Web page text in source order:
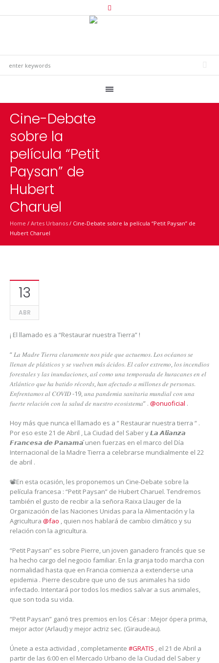
Cine-Debate
sobre la
película “Petit
Paysan” de
Hubert
Charuel
Home / Artes Urbanos / Cine-Debate sobre la película “Petit Paysan” de
Hubert Charuel
13
ABR
¡ El llamado es a “Restaurar nuestra Tierra” !
“ 𝐿𝑎 𝑀𝑎𝑑𝑟𝑒 𝑇𝑖𝑒𝑟𝑟𝑎 𝑐𝑙𝑎𝑟𝑎𝑚𝑒𝑛𝑡𝑒 𝑛𝑜𝑠 𝑝𝑖𝑑𝑒 𝑞𝑢𝑒 𝑎𝑐𝑡𝑢𝑒𝑚𝑜𝑠. 𝐿𝑜𝑠 𝑜𝑐𝑒́𝑎𝑛𝑜𝑠 𝑠𝑒
𝑙𝑙𝑒𝑛𝑎𝑛 𝑑𝑒 𝑝𝑙𝑎́𝑠𝑡𝑖𝑐𝑜𝑠 𝑦 𝑠𝑒 𝑣𝑢𝑒𝑙𝑣𝑒𝑛 𝑚𝑎́𝑠 𝑎́𝑐𝑖𝑑𝑜𝑠. 𝐸𝑙 𝑐𝑎𝑙𝑜𝑟 𝑒𝑥𝑡𝑟𝑒𝑚𝑜, 𝑙𝑜𝑠 𝑖𝑛𝑐𝑒𝑛𝑑𝑖𝑜𝑠
𝑓𝑜𝑟𝑒𝑠𝑡𝑎𝑙𝑒𝑠 𝑦 𝑙𝑎𝑠 𝑖𝑛𝑢𝑛𝑑𝑎𝑐𝑖𝑜𝑛𝑒𝑠, 𝑎𝑠𝑖́ 𝑐𝑜𝑚𝑜 𝑢𝑛𝑎 𝑡𝑒𝑚𝑝𝑜𝑟𝑎𝑑𝑎 𝑑𝑒 ℎ𝑢𝑟𝑎𝑐𝑎𝑛𝑒𝑠 𝑒𝑛 𝑒𝑙
𝐴𝑡𝑙𝑎́𝑛𝑡𝑖𝑐𝑜 𝑞𝑢𝑒 ℎ𝑎 𝑏𝑎𝑡𝑖𝑑𝑜 𝑟𝑒́𝑐𝑜𝑟𝑑𝑠, ℎ𝑎𝑛 𝑎𝑓𝑒𝑐𝑡𝑎𝑑𝑜 𝑎 𝑚𝑖𝑙𝑙𝑜𝑛𝑒𝑠 𝑑𝑒 𝑝𝑒𝑟𝑠𝑜𝑛𝑎𝑠.
𝐸𝑛𝑓𝑟𝑒𝑛𝑡𝑎𝑚𝑜𝑠 𝑎𝑙 𝐶𝑂𝑉𝐼𝐷 -19, 𝑢𝑛𝑎 𝑝𝑎𝑛𝑑𝑒𝑚𝑖𝑎 𝑠𝑎𝑛𝑖𝑡𝑎𝑟𝑖𝑎 𝑚𝑢𝑛𝑑𝑖𝑎𝑙 𝑐𝑜𝑛 𝑢𝑛𝑎
𝑓𝑢𝑒𝑟𝑡𝑒 𝑟𝑒𝑙𝑎𝑐𝑖𝑜́𝑛 𝑐𝑜𝑛 𝑙𝑎 𝑠𝑎𝑙𝑢𝑑 𝑑𝑒 𝑛𝑢𝑒𝑠𝑡𝑟𝑜 𝑒𝑐𝑜𝑠𝑖𝑠𝑡𝑒𝑚𝑎” . @onuoficial .
Hoy más que nunca el llamado es a “ Restaurar nuestra tierra “ .
Por eso este 21 de Abril , La Ciudad del Saber y 𝙇𝙖 𝘼𝙡𝙞𝙖𝙣𝙯𝙖
𝙁𝙧𝙖𝙣𝙘𝙚𝙨𝙖 𝙙𝙚 𝙋𝙖𝙣𝙖𝙢𝙖́ unen fuerzas en el marco del Día
Internacional de la Madre Tierra a celebrarse mundialmente el 22
de abril .
📽En esta ocasión, les proponemos un Cine-Debate sobre la
película francesa : “Petit Paysan” de Hubert Charuel. Tendremos
también el gusto de recibir a la señora Raixa Llauger de la
Organización de las Naciones Unidas para la Alimentación y la
Agricultura @fao , quien nos hablará de cambio climático y su
relación con la agricultura.
“Petit Paysan” es sobre Pierre, un joven ganadero francés que se
ha hecho cargo del negocio familiar. En la granja todo marcha con
normalidad hasta que en Francia comienza a extenderse una
epidemia . Pierre descubre que uno de sus animales ha sido
infectado. Intentará por todos los medios salvar a sus animales,
que son toda su vida.
“Petit Paysan” ganó tres premios en los César : Mejor ópera prima,
mejor actor (Arlaud) y mejor actriz sec. (Giraudeau).
Únete a esta actividad , completamente #GRATIS , el 21 de Abril a
partir de las 6:00 en el Mercado Urbano de la Ciudad del Saber y